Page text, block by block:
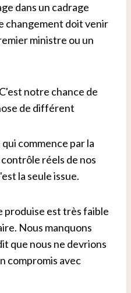
dans un cadrage
changement doit venir
ministre ou un
notre chance de
de différent
commence par la
réels de nos
la seule issue.
produise est très faible
Nous manquons
que nous ne devrions
compromis avec